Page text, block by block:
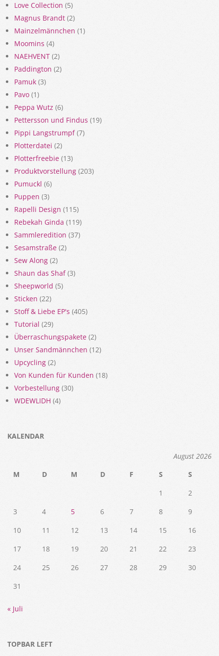
Love Collection (5)
Magnus Brandt (2)
Mainzelmännchen (1)
Moomins (4)
NAEHVENT (2)
Paddington (2)
Pamuk (3)
Pavo (1)
Peppa Wutz (6)
Pettersson und Findus (19)
Pippi Langstrumpf(7)
Plotterdatei (2)
Plotterfreebie (13)
Produktvorstellung (203)
Pumuckl (6)
Puppen (3)
Rapelli Design (115)
Rebekah Ginda (119)
Sammleredition (37)
Sesamstraße (2)
Sew Along (2)
Shaun das Shaf(3)
Sheepworld (5)
Sticken (22)
Stoff & Liebe EP's (405)
Tutorial (29)
Überraschungspakete (2)
Unser Sandmännchen (12)
Upcycling (2)
Von Kunden für Kunden (18)
Vorbestellung (30)
WDEWLIDH (4)
KALENDAR
August 2026
M
D M D F S
S
1
2
3
4 5 6 7 8
9
10
11 12 13 14 15
16
17
18 19 20 21 22
23
24
25 26 27 28 29
30
31
« Juli
TOPBAR LEFT